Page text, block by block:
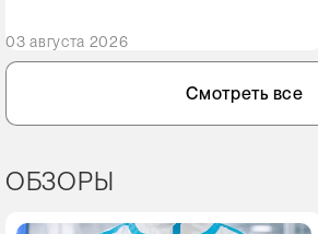
PEROXIDE GMP
03 августа 2026
Смотреть все
ОБЗОРЫ